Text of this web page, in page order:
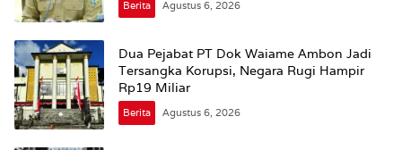
Berita Agustus 6, 2026
Dua Pejabat PT Dok Waiame Ambon Jadi
Tersangka Korupsi, Negara Rugi Hampir
Rp19 Miliar
Berita Agustus 6, 2026